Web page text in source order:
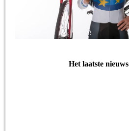
Het laatste nieuws